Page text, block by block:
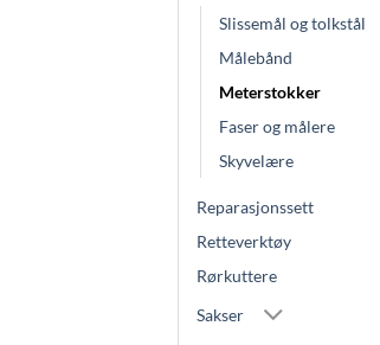
Slissemål og tolkstål
Målebånd
Meterstokker
Faser og målere
Skyvelære
Reparasjonssett
Retteverktøy
Rørkuttere
Sakser